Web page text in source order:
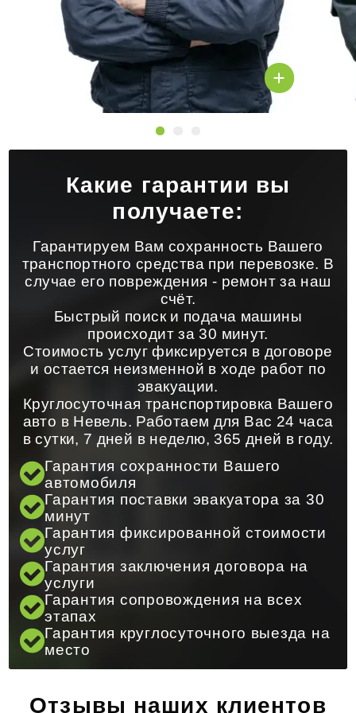
Какие гарантии вы
получаете:
Гарантируем Вам сохранность Вашего
транспортного средства при перевозке. В
случае его повреждения - ремонт за наш
счёт.
Быстрый поиск и подача машины
происходит за 30 минут.
Стоимость услуг фиксируется в договоре
и остается неизменной в ходе работ по
эвакуации.
Круглосуточная транспортировка Вашего
авто в Невель. Работаем для Вас 24 часа
в сутки, 7 дней в неделю, 365 дней в году.
Гарантия сохранности Вашего
автомобиля
Гарантия поставки эвакуатора за 30
минут
Гарантия фиксированной стоимости
услуг
Гарантия заключения договора на
услуги
Гарантия сопровождения на всех
этапах
Гарантия круглосуточного выезда на
место
Отзывы наших клиентов